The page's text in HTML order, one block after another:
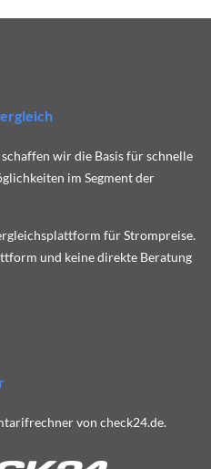
wir die Basis für schnelle
im Segment der
für Strompreise.
und keine direkte Beratung
von check24.de.